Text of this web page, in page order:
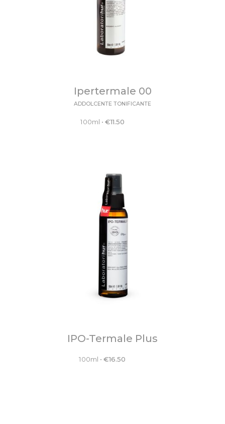
Ipertermale 00
ADDOLCENTE TONIFICANTE
100ml • €11.50
IPO-Termale Plus
100ml •€16.50